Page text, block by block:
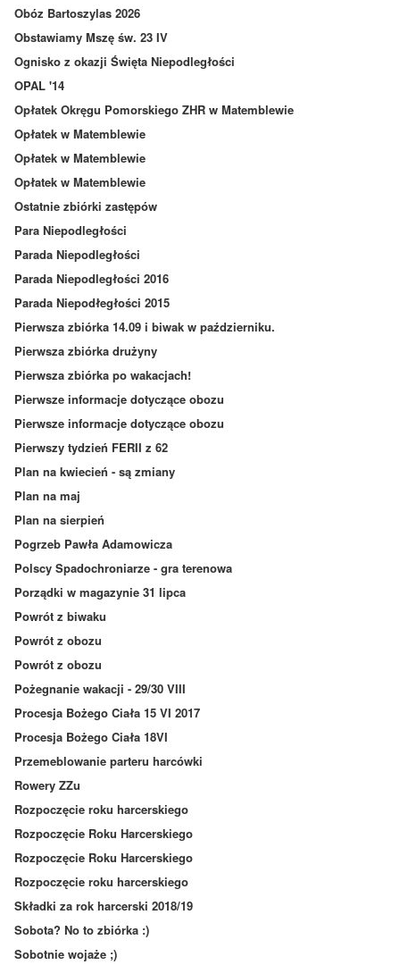
Obóz Bartoszylas 2026
Obstawiamy Mszę św. 23 IV
Ognisko z okazji Święta Niepodległości
OPAL '14
Opłatek Okręgu Pomorskiego ZHR w Matemblewie
Opłatek w Matemblewie
Opłatek w Matemblewie
Opłatek w Matemblewie
Ostatnie zbiórki zastępów
Para Niepodległości
Parada Niepodległości
Parada Niepodległości 2016
Parada Niepodłegłości 2015
Pierwsza zbiórka 14.09 i biwak w październiku.
Pierwsza zbiórka drużyny
Pierwsza zbiórka po wakacjach!
Pierwsze informacje dotyczące obozu
Pierwsze informacje dotyczące obozu
Pierwszy tydzień FERII z 62
Plan na kwiecień - są zmiany
Plan na maj
Plan na sierpień
Pogrzeb Pawła Adamowicza
Polscy Spadochroniarze - gra terenowa
Porządki w magazynie 31 lipca
Powrót z biwaku
Powrót z obozu
Powrót z obozu
Pożegnanie wakacji - 29/30 VIII
Procesja Bożego Ciała 15 VI 2017
Procesja Bożego Ciała 18VI
Przemeblowanie parteru harcówki
Rowery ZZu
Rozpoczęcie roku harcerskiego
Rozpoczęcie Roku Harcerskiego
Rozpoczęcie Roku Harcerskiego
Rozpoczęcie roku harcerskiego
Składki za rok harcerski 2018/19
Sobota? No to zbiórka :)
Sobotnie wojaże ;)